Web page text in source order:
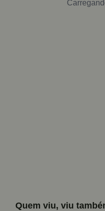
Quem viu, viu